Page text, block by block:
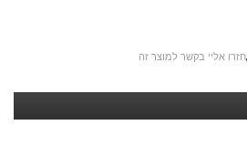
חזרו אליי בקשר למוצר זה